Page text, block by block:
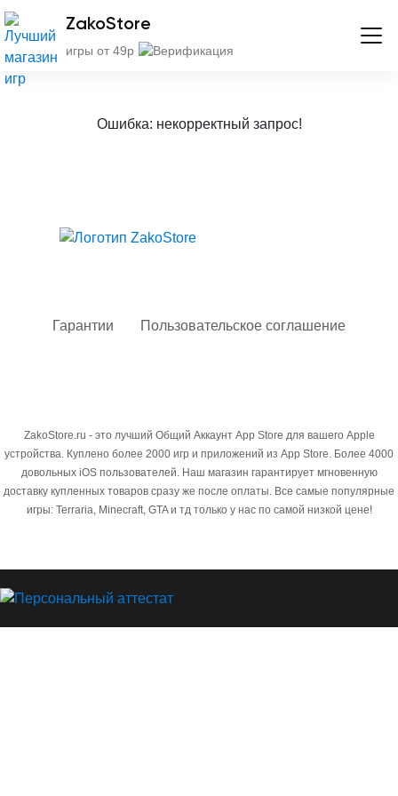
ZakoStore
игры от 49р
Ошибка: некорректный запрос!
Гарантии Пользовательское соглашение
ZakoStore.ru - это лучший Общий Аккаунт App Store для вашего Apple
устройства. Куплено более 2000 игр и приложений из App Store. Более 4000
довольных iOS пользователей. Наш магазин гарантирует мгновенную
доставку купленных товаров сразу же после оплаты. Все самые популярные
игры: Terraria, Minecraft, GTA и тд только у нас по самой низкой цене!